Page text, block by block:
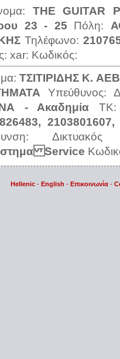
ΤΗΕ GUΙΤΑR
23 - 25 Πόλη:
Τηλέφωνο:
xar: Κωδικός:
ΤΣΙΤΙΡΙΔΗΣ Κ.
Υπεύθυνος:
- Ακαδημία
2103801607,
Service
Hellenic - English - Επικοινωνία -